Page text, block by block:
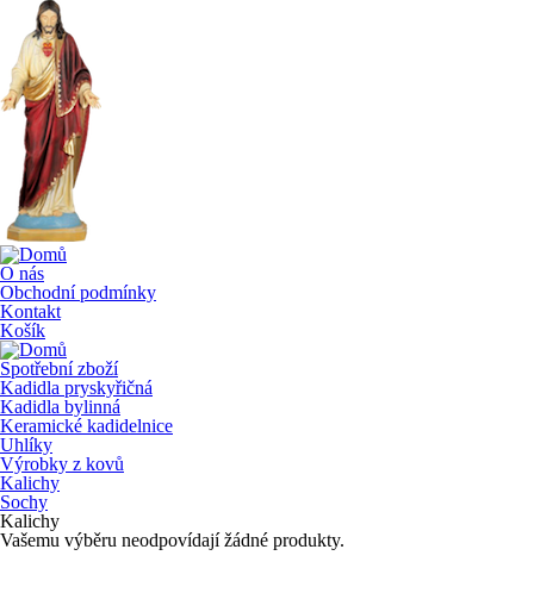
O nás
Obchodní podmínky
Kontakt
Košík
Spotřební zboží
Kadidla pryskyřičná
Kadidla bylinná
Keramické kadidelnice
Uhlíky
Výrobky z kovů
Kalichy
Sochy
Kalichy
Vašemu výběru neodpovídají žádné produkty.